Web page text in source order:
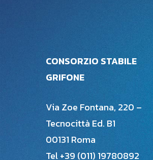
CONSORZIO STABILE
GRIFONE
Via Zoe Fontana, 220 –
Tecnocittà Ed. B1
00131 Roma
Tel +39 (011) 19780892